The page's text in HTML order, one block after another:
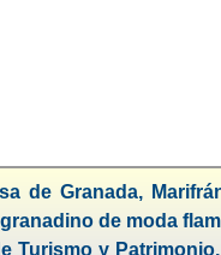
de Granada,
de moda
Turismo y